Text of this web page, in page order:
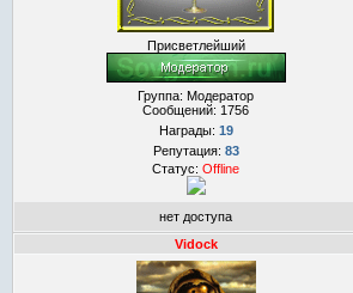
Присветлейший
Группа: Модератор
Сообщений: 1756
Награды: 19
Репутация: 83
Статус: Offline
нет доступа
Vidock